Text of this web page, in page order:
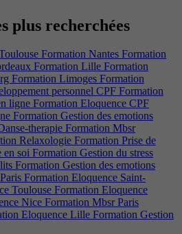
plus recherchées
Formation Nantes Formation
Formation Lille Formation
Formation Limoges Formation
personnel CPF Formation
ligne Formation Eloquence CPF
Formation Gestion des emotions
therapie Formation Mbsr
Relaxologie Formation Prise de
en soi Formation Gestion du stress
Formation Gestion des emotions
Formation Eloquence Saint-
Toulouse Formation Eloquence
Nice Formation Mbsr Paris
Eloquence Lille Formation Gestion